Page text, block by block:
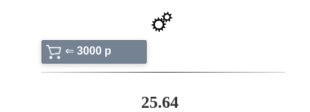
⇐ 3000 p
25.64